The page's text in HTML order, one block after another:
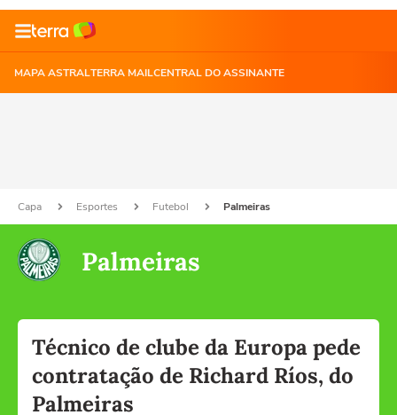
MAPA ASTRALTERRA MAILCENTRAL DO ASSINANTE
Capa Esportes Futebol Palmeiras
Palmeiras
Técnico de clube da Europa pede
contratação de Richard Ríos, do
Palmeiras